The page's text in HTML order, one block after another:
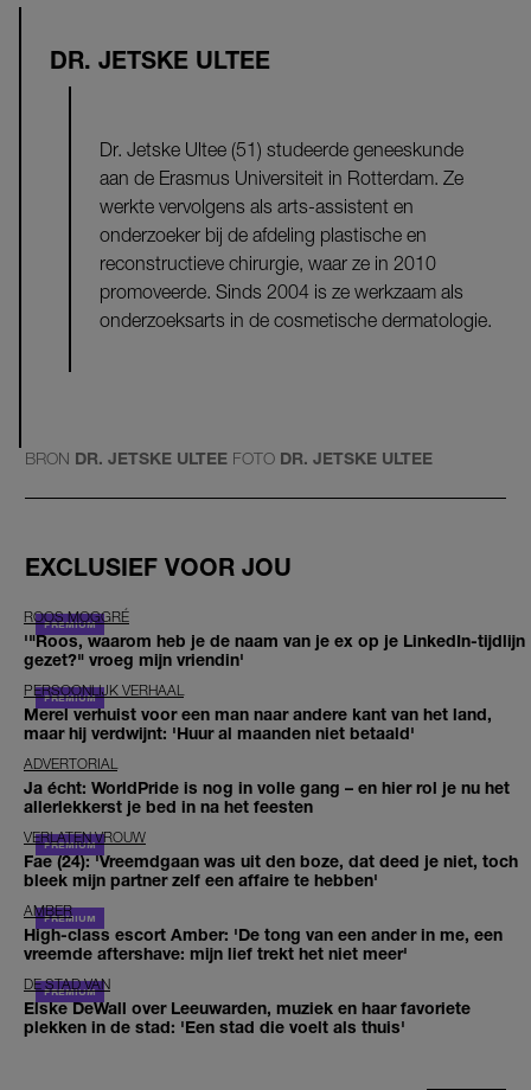
DR. JETSKE ULTEE
Dr. Jetske Ultee (51) studeerde geneeskunde
aan de Erasmus Universiteit in Rotterdam. Ze
werkte vervolgens als arts-assistent en
onderzoeker bij de afdeling plastische en
reconstructieve chirurgie, waar ze in 2010
promoveerde. Sinds 2004 is ze werkzaam als
onderzoeksarts in de cosmetische dermatologie.
BRON DR. JETSKE ULTEE FOTO DR. JETSKE ULTEE
EXCLUSIEF VOOR JOU
ROOS MOGGRÉ
'"Roos, waarom heb je de naam van je ex op je LinkedIn-tijdlijn
gezet?" vroeg mijn vriendin'
PERSOONLIJK VERHAAL
Merel verhuist voor een man naar andere kant van het land,
maar hij verdwijnt: 'Huur al maanden niet betaald'
ADVERTORIAL
Ja écht: WorldPride is nog in volle gang – en hier rol je nu het
allerlekkerst je bed in na het feesten
VERLATEN VROUW
Fae (24): 'Vreemdgaan was uit den boze, dat deed je niet, toch
bleek mijn partner zelf een affaire te hebben'
AMBER
High-class escort Amber: 'De tong van een ander in me, een
vreemde aftershave: mijn lief trekt het niet meer'
DE STAD VAN
Elske DeWall over Leeuwarden, muziek en haar favoriete
plekken in de stad: 'Een stad die voelt als thuis'